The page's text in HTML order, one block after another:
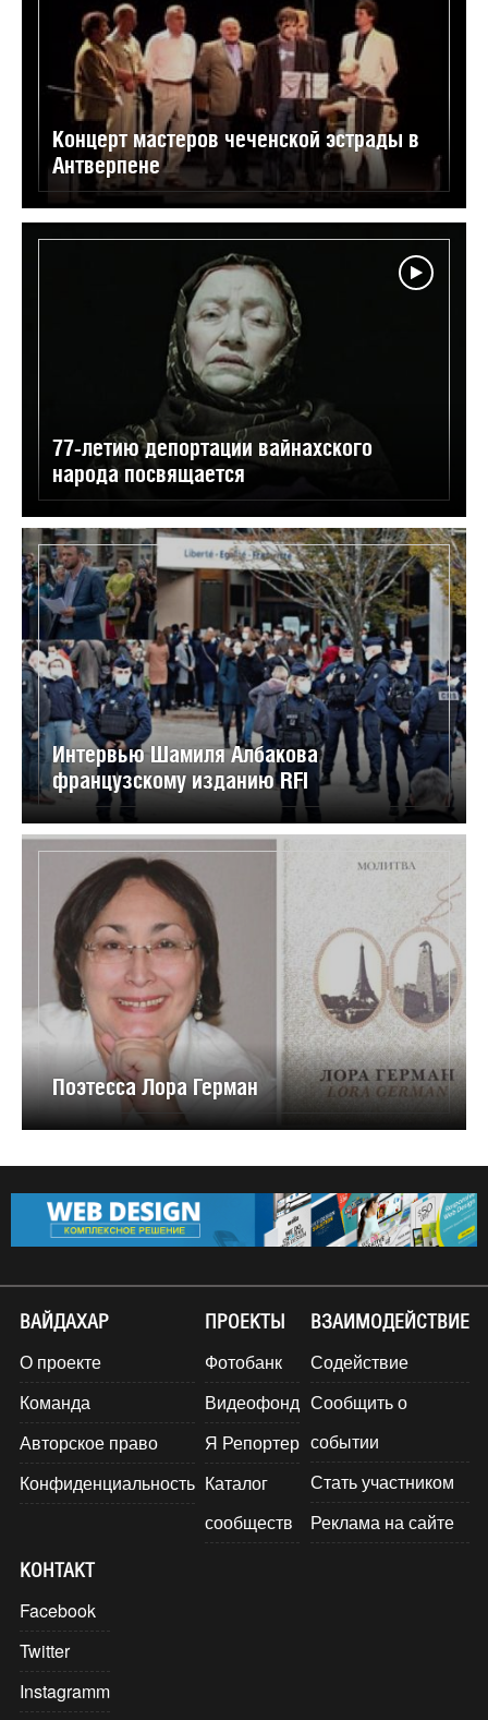
Концерт мастеров чеченской эстрады в
Антверпене
77-летию депортации вайнахского
народа посвящается
Интервью Шамиля Албакова
французскому изданию RFI
Поэтесса Лора Герман
ВАЙДАХАР
О проекте
Команда
Авторское право
Конфиденциальность
ПРОЕКТЫ
Фотобанк
Видеофонд
Я Репортер
Каталог
сообществ
ВЗАИМОДЕЙСТВИЕ
Содействие
Сообщить о
событии
Стать участником
Реклама на сайте
КОНТАКТ
Facebook
Twitter
Instagramm